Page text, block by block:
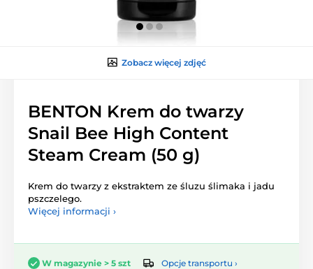
Zobacz więcej zdjęć
BENTON Krem do twarzy
Snail Bee High Content
Steam Cream (50 g)
Krem do twarzy z ekstraktem ze śluzu ślimaka i jadu
pszczelego.
Więcej informacji ›
W magazynie > 5 szt
Opcje transportu ›